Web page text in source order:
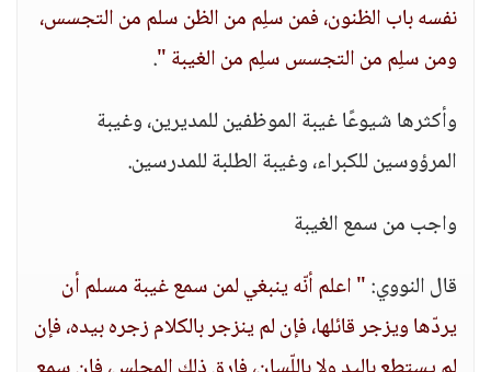
نفسه باب الظنون، فمن سلِم من الظن سلم من التجسس،
ومن سلِم من التجسس سلِم من الغيبة ".
وأكثرها شيوعًا غيبة الموظفين للمديرين، وغيبة
المرؤوسين للكبراء، وغيبة الطلبة للمدرسين.
واجب من سمع الغيبة
قال النووي:" اعلم أنّه ينبغي لمن سمع غيبة مسلم أن
يردّها ويزجر قائلها، فإن لم ينزجر بالكلام زجره بيده، فإن